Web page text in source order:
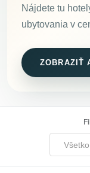
Nájdete tu
ubytovania v
ZOBRAZIŤ
Všetko